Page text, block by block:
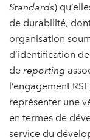
Standards)
de durabilité,
organisation
d’identification
de reporting
l’engagement
représenter une
en termes de
service du